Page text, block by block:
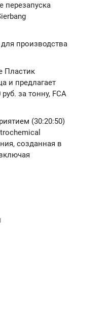
перезапуска
производства
Пластик
и предлагает
за тонну, FCA
(30:20:50)
созданная в